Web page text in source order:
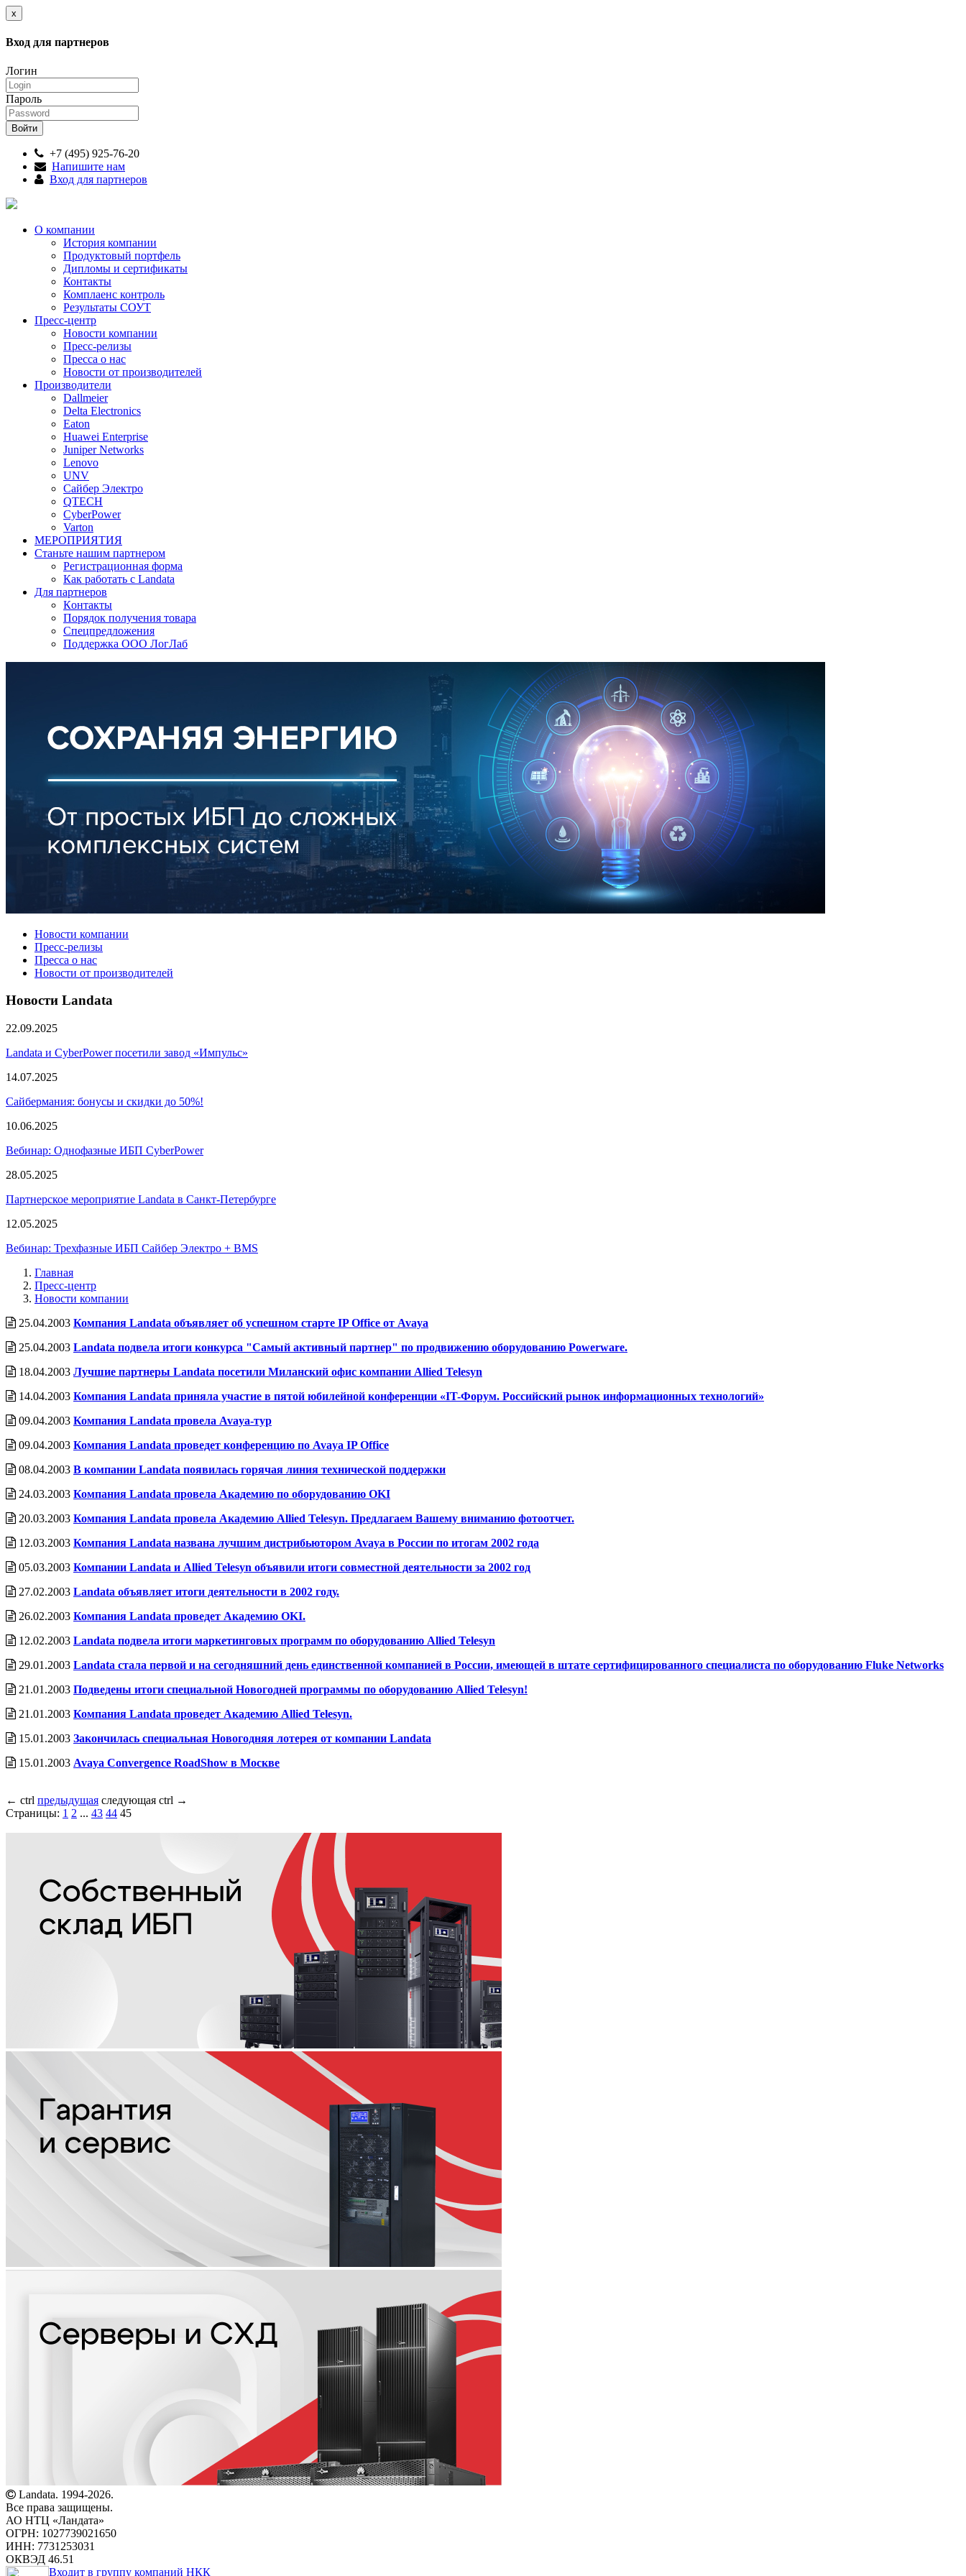
x
Вход для партнеров
Логин
Пароль
+7 (495) 925-76-20
Напишите нам
Вход для партнеров
О компании
История компании
Продуктовый портфель
Дипломы и сертификаты
Контакты
Комплаенс контроль
Результаты СОУТ
Пресс-центр
Новости компании
Пресс-релизы
Пресса о нас
Новости от производителей
Производители
Dallmeier
Delta Electronics
Eaton
Huawei Enterprise
Juniper Networks
Lenovo
UNV
Сайбер Электро
QTECH
CyberPower
Varton
МЕРОПРИЯТИЯ
Станьте нашим партнером
Регистрационная форма
Как работать с Landata
Для партнеров
Кoнтaкты
Порядок получения товара
Спецпредложения
Поддержка ООО ЛогЛаб
Новости компании
Пресс-релизы
Пресса о нас
Новости от производителей
Новости Landata
22.09.2025
Landata и CyberPower посетили завод «Импульс»
14.07.2025
Сайбермания: бонусы и скидки до 50%!
10.06.2025
Вебинар: Однофазные ИБП CyberPower
28.05.2025
Партнерское мероприятие Landata в Санкт-Петербурге
12.05.2025
Вебинар: Трехфазные ИБП Сайбер Электро + BMS
Главная
Пресс-центр
Новости компании
25.04.2003 Компания Landata объявляет об успешном старте IP Office от Avaya
25.04.2003 Landata подвела итоги конкурса "Самый активный партнер" по продвижению оборудованию Powerware.
18.04.2003 Лучшие партнеры Landata посетили Миланский офис компании Allied Telesyn
14.04.2003 Компания Landata приняла участие в пятой юбилейной конференции «IT-Форум. Российский рынок информационных технологий»
09.04.2003 Компания Landata провела Avaya-тур
09.04.2003 Компания Landata проведет конференцию по Avaya IP Office
08.04.2003 В компании Landata появилась горячая линия технической поддержки
24.03.2003 Компания Landata провела Акадeмию по оборудованию OKI
20.03.2003 Компания Landata провела Академию Allied Telesyn. Предлагаем Вашему вниманию фотоотчет.
12.03.2003 Компания Landata названа лучшим дистрибьютором Avaya в России по итогам 2002 года
05.03.2003 Компании Landata и Allied Telesyn объявили итоги совместной деятельности за 2002 год
27.02.2003 Landata объявляет итоги деятельности в 2002 году.
26.02.2003 Компания Landata проведет Академию OKI.
12.02.2003 Landata подвела итоги маркетинговых программ по оборудованию Allied Telesyn
29.01.2003 Landata стала первой и на сегодняшний день единственной компанией в России, имеющей в штате сертифицированного специалиста по оборудованию Fluke Networks
21.01.2003 Подведены итоги специальной Новогодней программы по оборудованию Allied Telesyn!
21.01.2003 Компания Landata проведет Академию Allied Telesyn.
15.01.2003 Закончилась специальная Новогодняя лотерея от компании Landata
15.01.2003 Avaya Convergence RoadShow в Москве
← ctrl предыдущая следующая ctrl →
Страницы: 1 2 ... 43 44 45
Landata. 1994-2026.
Все права защищены.
АО НТЦ «Ландата»
ОГРН: 1027739021650
ИНН: 7731253031
ОКВЭД 46.51
Входит в группу компаний НКК